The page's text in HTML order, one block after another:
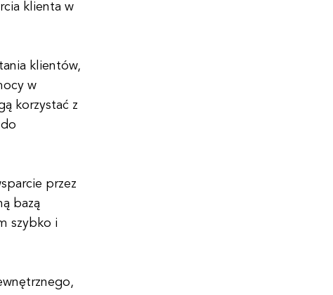
klienta w
klientów,
w
korzystać z
przez
bazą
szybko i